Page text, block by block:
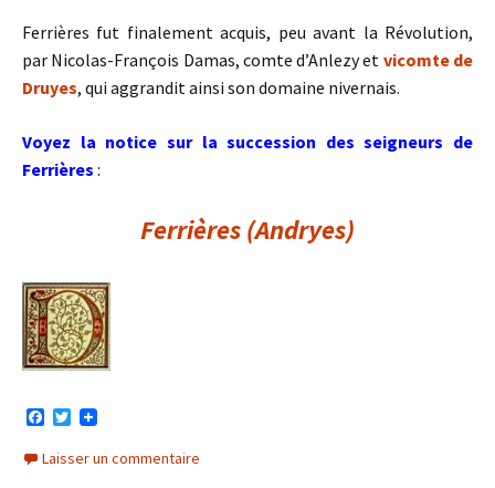
Ferrières fut finalement acquis, peu avant la Révolution,
par Nicolas-François Damas, comte d’Anlezy et vicomte de
Druyes, qui aggrandit ainsi son domaine nivernais.
Voyez la notice sur la succession des seigneurs de
Ferrières :
Ferrières (Andryes)
c
e
T
i
t
Laisser un commentaire